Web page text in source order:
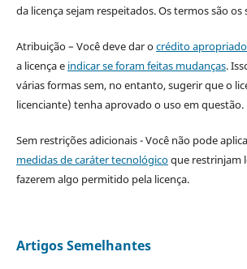
da licença sejam respeitados. Os termos são os
Atribuição – Você deve dar ocrédito apropriado
a licença e indicar se foram feitas mudanças.
várias formas sem, no entanto, sugerir que o
licenciante) tenha aprovado o uso em questão.
Sem restrições adicionais - Você não pode
medidas de caráter tecnológicoque restrinjam
fazerem algo permitido pela licença.
Artigos Semelhantes